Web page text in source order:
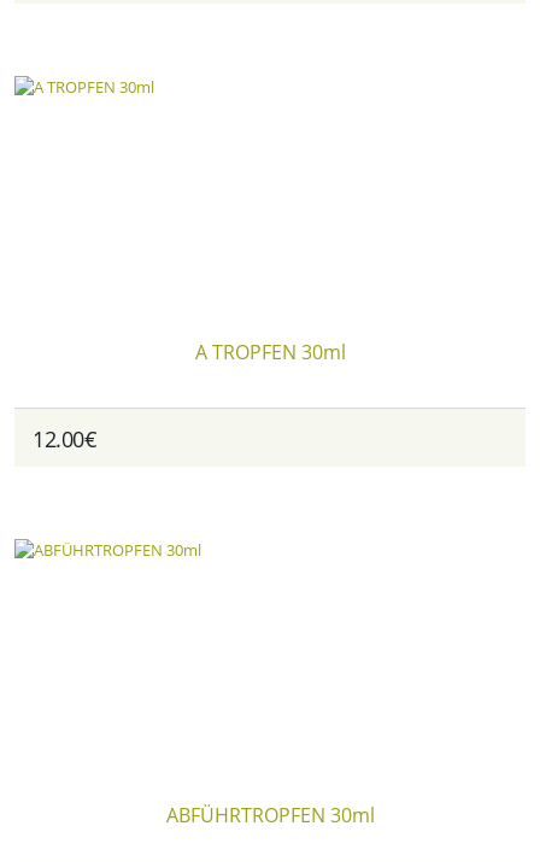
A TROPFEN 30ml
12.00€
ABFÜHRTROPFEN 30ml